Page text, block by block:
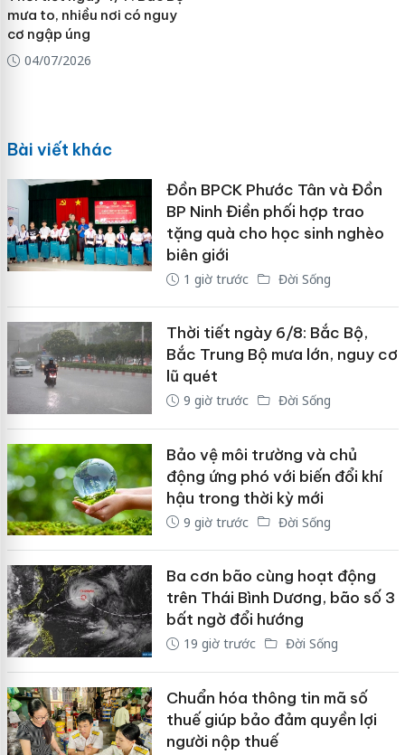
mưa to, nhiều nơi có nguy
cơ ngập úng
04/07/2026
Bài viết khác
Đồn BPCK Phước Tân và Đồn
BP Ninh Điền phối hợp trao
tặng quà cho học sinh nghèo
biên giới
1 giờ trước Đời Sống
Thời tiết ngày 6/8: Bắc Bộ,
Bắc Trung Bộ mưa lớn, nguy cơ
lũ quét
9 giờ trước Đời Sống
Bảo vệ môi trường và chủ
động ứng phó với biến đổi khí
hậu trong thời kỳ mới
9 giờ trước Đời Sống
Ba cơn bão cùng hoạt động
trên Thái Bình Dương, bão số 3
bất ngờ đổi hướng
19 giờ trước Đời Sống
Chuẩn hóa thông tin mã số
thuế giúp bảo đảm quyền lợi
người nộp thuế